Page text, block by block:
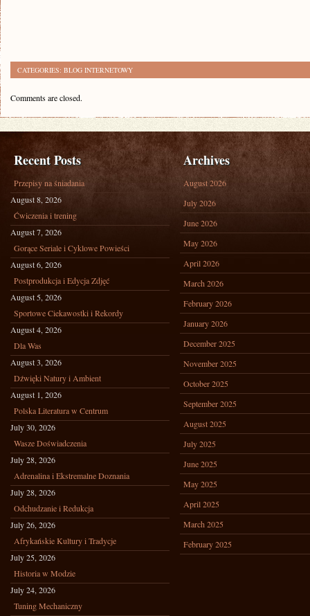
CATEGORIES: BLOG INTERNETOWY
Comments are closed.
Recent Posts
Przepisy na śniadania
August 8, 2026
Ćwiczenia i trening
August 7, 2026
Gorące Seriale i Cyklowe Powieści
August 6, 2026
Postprodukcja i Edycja Zdjęć
August 5, 2026
Sportowe Ciekawostki i Rekordy
August 4, 2026
Dla Was
August 3, 2026
Dźwięki Natury i Ambient
August 1, 2026
Polska Literatura w Centrum
July 30, 2026
Wasze Doświadczenia
July 28, 2026
Adrenalina i Ekstremalne Doznania
July 28, 2026
Odchudzanie i Redukcja
July 26, 2026
Afrykańskie Kultury i Tradycje
July 25, 2026
Historia w Modzie
July 24, 2026
Tuning Mechaniczny
Archives
August 2026
July 2026
June 2026
May 2026
April 2026
March 2026
February 2026
January 2026
December 2025
November 2025
October 2025
September 2025
August 2025
July 2025
June 2025
May 2025
April 2025
March 2025
February 2025